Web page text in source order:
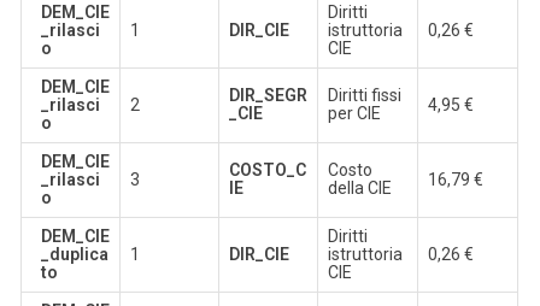
DEM_CIE
_rilasci
o
1 DIR_CIE
Diritti
istruttoria
CIE
0,26 €
DEM_CIE
_rilasci
o
2
DIR_SEGR
_CIE
Diritti fissi
per CIE
4,95 €
DEM_CIE
_rilasci
o
3
COSTO_C
IE
Costo
della CIE
16,79 €
DEM_CIE
_duplica
to
1 DIR_CIE
Diritti
istruttoria
CIE
0,26 €